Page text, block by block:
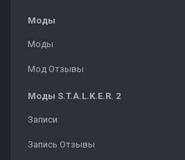
Моды
Моды
Мод Отзывы
Моды S.T.A.L.K.E.R. 2
Записи
Запись Отзывы